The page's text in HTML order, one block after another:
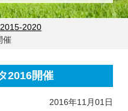
2020
催
2016開催
2016年11月01日